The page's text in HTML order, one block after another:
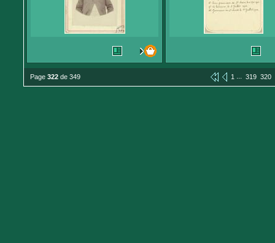
Page 322 de 349 1 ... 319 320